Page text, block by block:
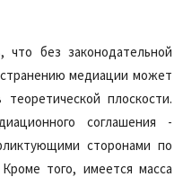
без законодательной
медиации может
плоскости.
соглашения -
сторонами по
того, имеется масса